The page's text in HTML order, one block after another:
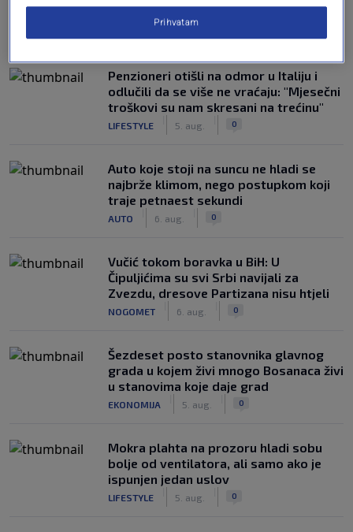
NAJČITANIJE
Penzioneri otišli na odmor u Italiju i
odlučili da se više ne vraćaju: "Mjesečni
troškovi su nam skresani na trećinu"
LIFESTYLE 5. aug. 0
Auto koje stoji na suncu ne hladi se
najbrže klimom, nego postupkom koji
traje petnaest sekundi
AUTO 6. aug. 0
Vučić tokom boravka u BiH: U
Čipuljićima su svi Srbi navijali za
Zvezdu, dresove Partizana nisu htjeli
NOGOMET 6. aug. 0
Šezdeset posto stanovnika glavnog
grada u kojem živi mnogo Bosanaca živi
u stanovima koje daje grad
EKONOMIJA 5. aug. 0
Mokra plahta na prozoru hladi sobu
bolje od ventilatora, ali samo ako je
ispunjen jedan uslov
LIFESTYLE 5. aug. 0
Prihvatam